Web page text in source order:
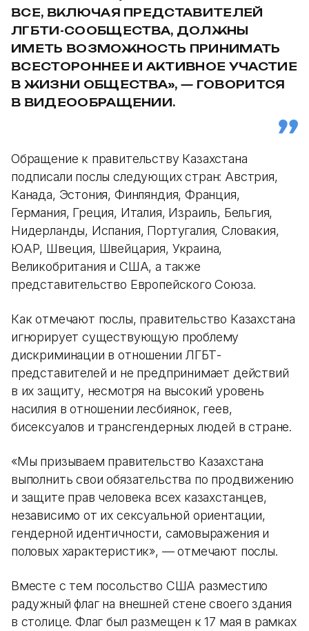
ВСЕ, ВКЛЮЧАЯ ПРЕДСТАВИТЕЛЕЙ
ЛГБТИ-СООБЩЕСТВА, ДОЛЖНЫ
ИМЕТЬ ВОЗМОЖНОСТЬ ПРИНИМАТЬ
ВСЕСТОРОННЕЕ И АКТИВНОЕ УЧАСТИЕ
В ЖИЗНИ ОБЩЕСТВА», — ГОВОРИТСЯ
В ВИДЕООБРАЩЕНИИ.
Обращение к правительству Казахстана
подписали послы следующих стран: Австрия,
Канада, Эстония, Финляндия, Франция,
Германия, Греция, Италия, Израиль, Бельгия,
Нидерланды, Испания, Португалия, Словакия,
ЮАР, Швеция, Швейцария, Украина,
Великобритания и США, а также
представительство Европейского Союза.
Как отмечают послы, правительство Казахстана
игнорирует существующую проблему
дискриминации в отношении ЛГБТ-
представителей и не предпринимает действий
в их защиту, несмотря на высокий уровень
насилия в отношении лесбиянок, геев,
бисексуалов и трансгендерных людей в стране.
«Мы призываем правительство Казахстана
выполнить свои обязательства по продвижению
и защите прав человека всех казахстанцев,
независимо от их сексуальной ориентации,
гендерной идентичности, самовыражения и
половых характеристик», — отмечают послы.
Вместе с тем посольство США разместило
радужный флаг на внешней стене своего здания
в столице. Флаг был размещен к 17 мая в рамках